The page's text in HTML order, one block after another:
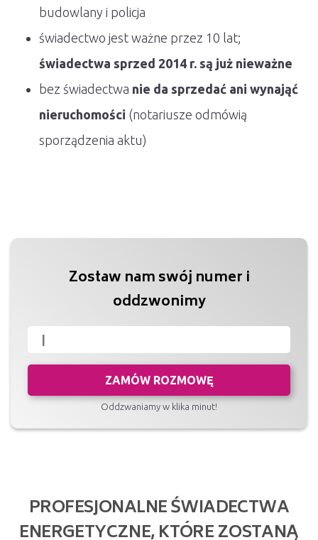
budowlany i policja
świadectwo jest ważne przez 10 lat;
świadectwa sprzed 2014 r. są już nieważne
bez świadectwa nie da sprzedać ani wynająć
nieruchomości (notariusze odmówią
sporządzenia aktu)
Zostaw nam swój numer i
oddzwonimy
ZAMÓW ROZMOWĘ
Oddzwaniamy w klika minut!
PROFESJONALNE ŚWIADECTWA
ENERGETYCZNE, KTÓRE ZOSTANĄ